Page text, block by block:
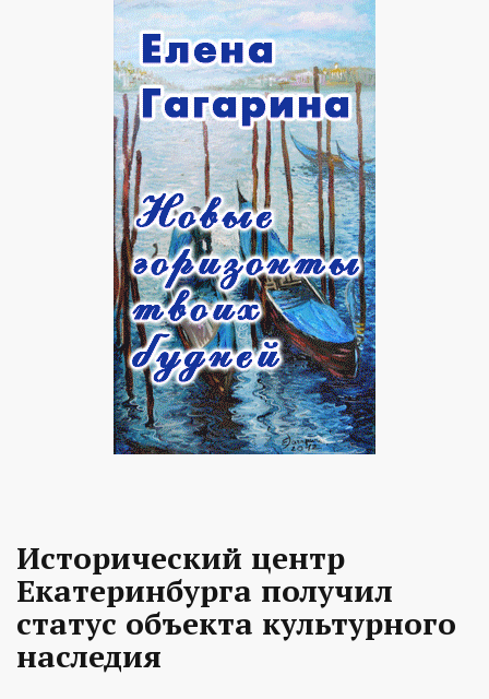
Исторический центр
Екатеринбурга получил
статус объекта культурного
наследия